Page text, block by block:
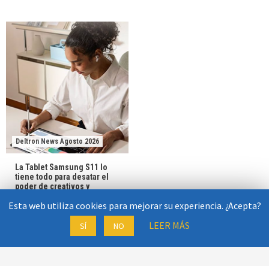
Deltron News Agosto 2026
La Tablet Samsung S11 lo
tiene todo para desatar el
poder de creativos y
31 julio, 2026 Deltron News
Esta web utiliza cookies para mejorar su experiencia. ¿Acepta?
SÍ NO LEER MÁS